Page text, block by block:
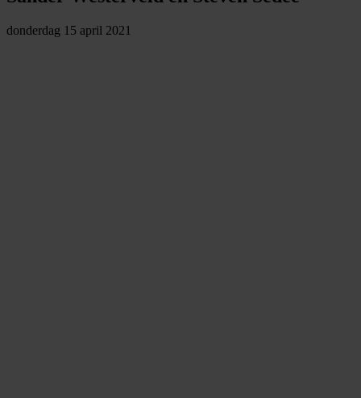
donderdag 15 april 2021